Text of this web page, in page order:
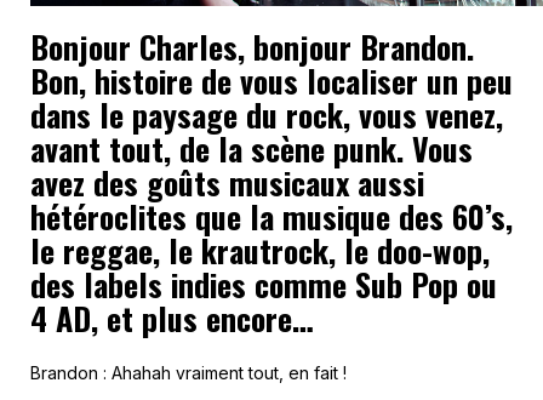
Bonjour Charles, bonjour Brandon.
Bon, histoire de vous localiser un peu
dans le paysage du rock, vous venez,
avant tout, de la scène punk. Vous
avez des goûts musicaux aussi
hétéroclites que la musique des 60’s,
le reggae, le krautrock, le doo-wop,
des labels indies comme Sub Pop ou
4 AD, et plus encore…
Brandon : Ahahah vraiment tout, en fait !